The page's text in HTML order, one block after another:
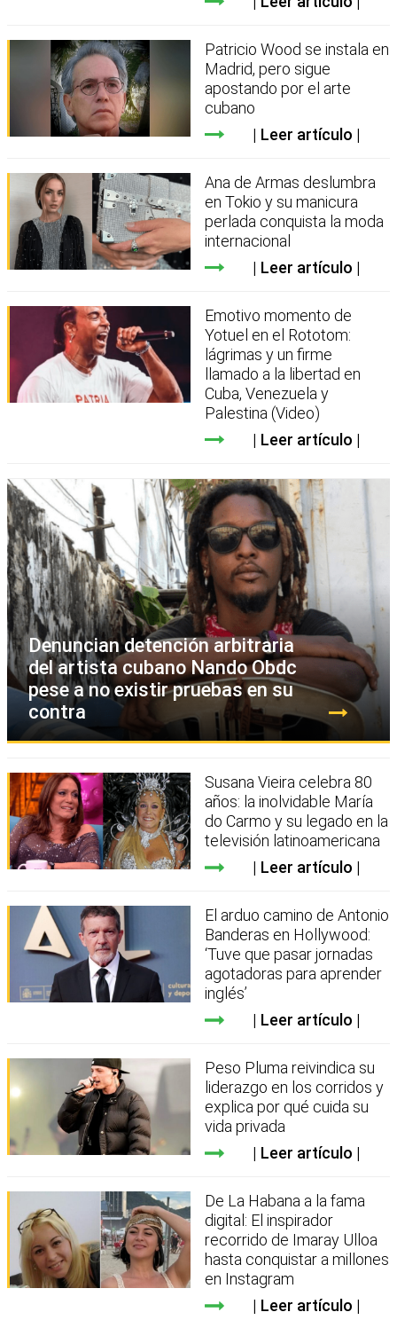
Patricio Wood se instala en
Madrid, pero sigue
apostando por el arte
cubano
Leer artículo
Ana de Armas deslumbra
en Tokio y su manicura
perlada conquista la moda
internacional
Leer artículo
Emotivo momento de
Yotuel en el Rototom:
lágrimas y un firme
llamado a la libertad en
Cuba, Venezuela y
Palestina (Video)
Leer artículo
Denuncian detención arbitraria
del artista cubano Nando Obdc
pese a no existir pruebas en su
contra
Susana Vieira celebra 80
años: la inolvidable María
do Carmo y su legado en la
televisión latinoamericana
Leer artículo
El arduo camino de Antonio
Banderas en Hollywood:
‘Tuve que pasar jornadas
agotadoras para aprender
inglés’
Leer artículo
Peso Pluma reivindica su
liderazgo en los corridos y
explica por qué cuida su
vida privada
Leer artículo
De La Habana a la fama
digital: El inspirador
recorrido de Imaray Ulloa
hasta conquistar a millones
en Instagram
Leer artículo